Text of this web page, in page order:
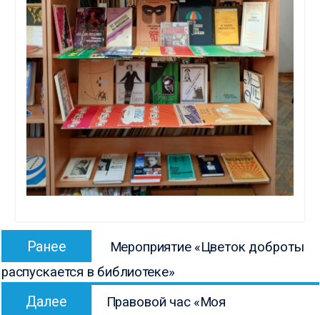
Навигация
записям
Ранее
запись:
Мероприятие «Цветок доброты
распускается в библиотеке»
Далее
запись:
Правовой час «Моя